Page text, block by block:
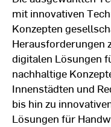
mit innovativen
Konzepten
Herausforderungen
digitalen Lösungen
nachhaltige
Innenstädten und
bis hin zu
Lösungen für